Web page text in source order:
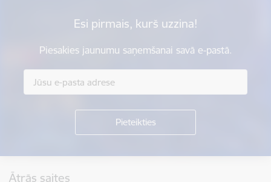
Esi pirmais, kurš uzzina!
Piesakies jaunumu saņemšanai savā e-pastā.
Ātrās saites